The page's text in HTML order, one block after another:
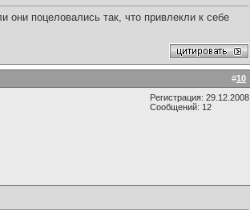
они поцеловались так, что привлекли к себе
#10
Регистрация: 29.12.2008
Сообщений: 12